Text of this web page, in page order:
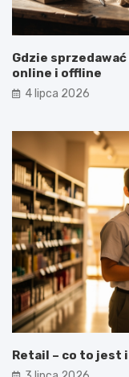
Gdzie
online i offline
4 lipca 2026
Retail – co to jest